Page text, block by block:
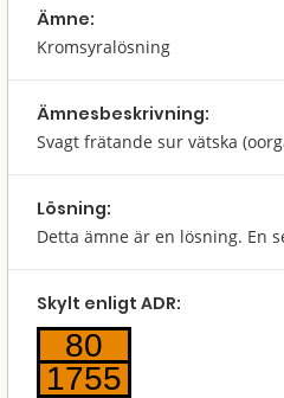
Ämne:
Kromsyralösning
Ämnes­beskrivning:
Svagt frätande sur vätska
Lösning:
Detta ämne är en lösning. En
Skylt enligt ADR:
80
1755